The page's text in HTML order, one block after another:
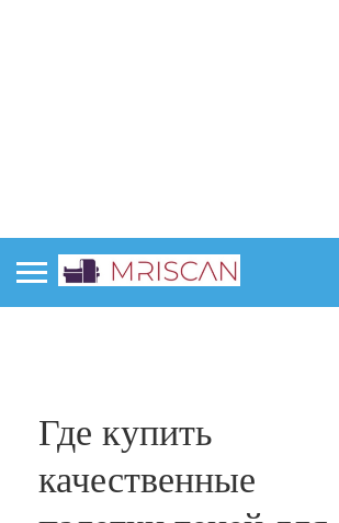
Где купить
качественные